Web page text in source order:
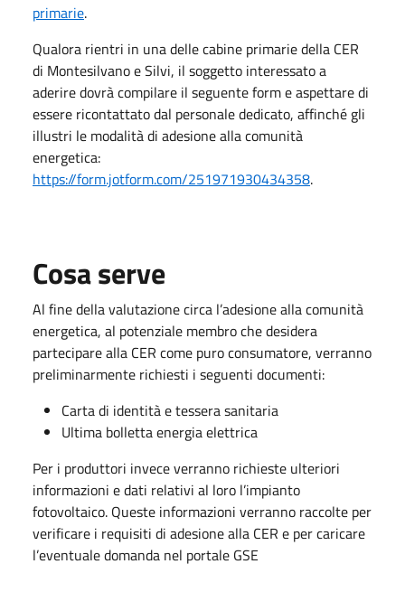
primarie.
Qualora rientri in una delle cabine primarie della CER
di Montesilvano e Silvi, il soggetto interessato a
aderire dovrà compilare il seguente form e aspettare di
essere ricontattato dal personale dedicato, affinché gli
illustri le modalità di adesione alla comunità
energetica:
https://form.jotform.com/251971930434358.
Cosa serve
Al fine della valutazione circa l’adesione alla comunità
energetica, al potenziale membro che desidera
partecipare alla CER come puro consumatore, verranno
preliminarmente richiesti i seguenti documenti:
Carta di identità e tessera sanitaria
Ultima bolletta energia elettrica
Per i produttori invece verranno richieste ulteriori
informazioni e dati relativi al loro l’impianto
fotovoltaico. Queste informazioni verranno raccolte per
verificare i requisiti di adesione alla CER e per caricare
l’eventuale domanda nel portale GSE